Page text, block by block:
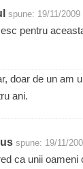
spune: 19/11/
pentru
doar de un am
ani.
spune: 19/11/
ca unii oameni